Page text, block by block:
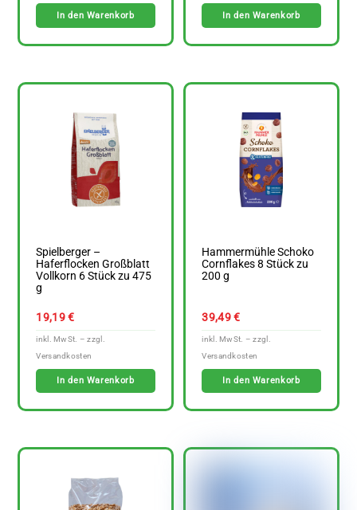
In den Warenkorb In den Warenkorb
Spielberger –
Haferflocken Großblatt
Vollkorn 6 Stück zu 475
g
19,19€
In den Warenkorb
Hammermühle Schoko
Cornflakes 8 Stück zu
200 g
39,49€
In den Warenkorb